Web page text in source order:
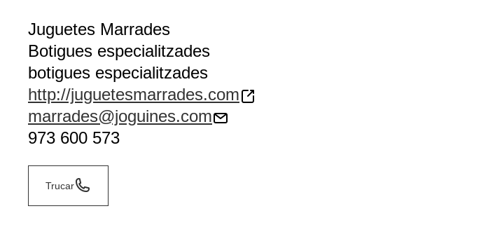
Juguetes Marrades
Botigues especialitzades
botigues especialitzades
http://juguetesmarrades.com
marrades@joguines.com
973 600 573
Trucar